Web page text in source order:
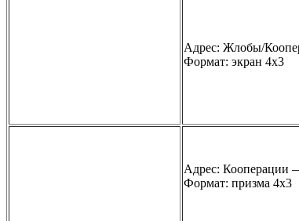
Адрес: Жлобы/
Формат: экран 4х3
Адрес: Кооперации
Формат: призма 4х3